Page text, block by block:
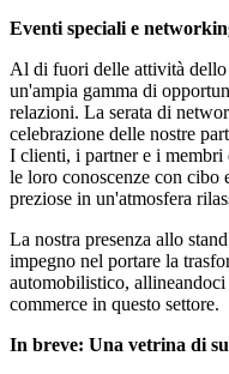
Eventi speciali e
Al di fuori delle attività
un'ampia gamma di
relazioni. La serata di
celebrazione delle nostre
I clienti, i partner e i
le loro conoscenze con cibo
preziose in un'atmosfera
La nostra presenza allo
impegno nel portare la
automobilistico,
commerce in questo settore.
In breve: Una vetrina di